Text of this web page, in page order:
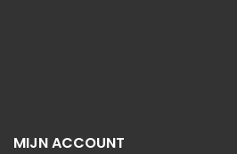
MIJN ACCOUNT